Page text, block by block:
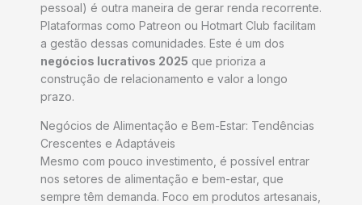
pessoal) é outra maneira de gerar renda recorrente.
Plataformas como Patreon ou Hotmart Club facilitam
a gestão dessas comunidades. Este é um dos
negócios lucrativos 2025 que prioriza a
construção de relacionamento e valor a longo
prazo.
Negócios de Alimentação e Bem-Estar: Tendências
Crescentes e Adaptáveis
Mesmo com pouco investimento, é possível entrar
nos setores de alimentação e bem-estar, que
sempre têm demanda. Foco em produtos artesanais,